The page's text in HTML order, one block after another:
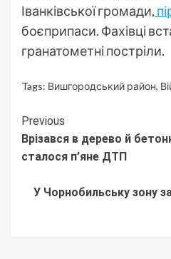
Іванківської громади,
боєприпаси. Фахівці
гранатометні постріли.
Tags: Вишгородський район,
Continue
Reading
Previous
Врізався в дерево й
сталося п’яне ДТП
У Чорнобильську зону